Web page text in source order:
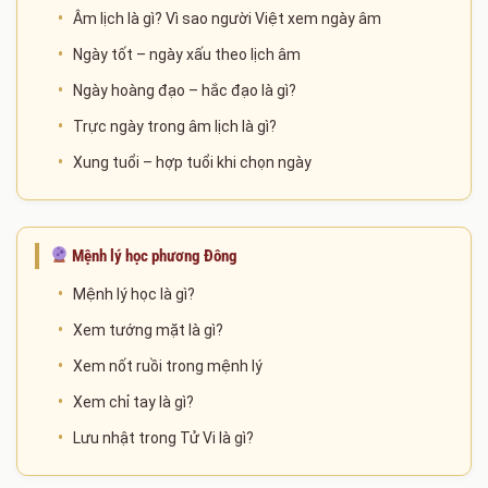
Theo dõi lịch âm – dương trong nhiều năm khác
nhau
Đây là công cụ hữu ích cho những ai cần xem ngày,
quan trọng theo âm lịch.
Âm lịch là gì? Vì sao người Việt xem ngày âm
Ngày tốt – ngày xấu theo lịch âm
Ngày hoàng đạo – hắc đạo là gì?
Trực ngày trong âm lịch là gì?
Xung tuổi – hợp tuổi khi chọn ngày
Mệnh lý học phương Đông
Mệnh lý học là gì?
Xem tướng mặt là gì?
Xem nốt ruồi trong mệnh lý
Xem chỉ tay là gì?
Lưu nhật trong Tử Vi là gì?